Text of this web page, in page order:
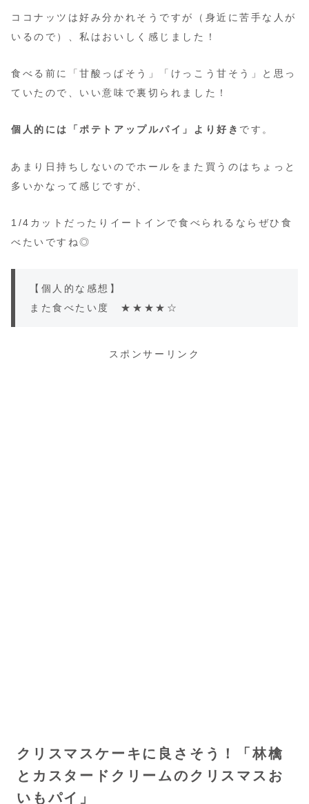
ココナッツは好み分かれそうですが（身近に苦手な人が
いるので）、私はおいしく感じました！
食べる前に「甘酸っぱそう」「けっこう甘そう」と思っ
ていたので、いい意味で裏切られました！
個人的には「ポテトアップルパイ」より好き です。
あまり日持ちしないのでホールをまた買うのはちょっと
多いかなって感じですが、
1/4カットだったりイートインで食べられるならぜひ食
べたいですね◎
【個人的な感想】
また食べたい度 ★★★★☆
スポンサーリンク
クリスマスケーキに良さそう！「林檎
とカスタードクリームのクリスマスお
いもパイ」